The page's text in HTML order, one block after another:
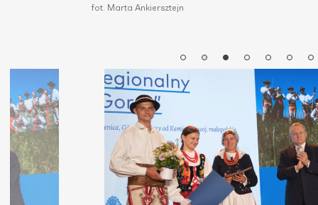
fot. Marta Ankiersztejn